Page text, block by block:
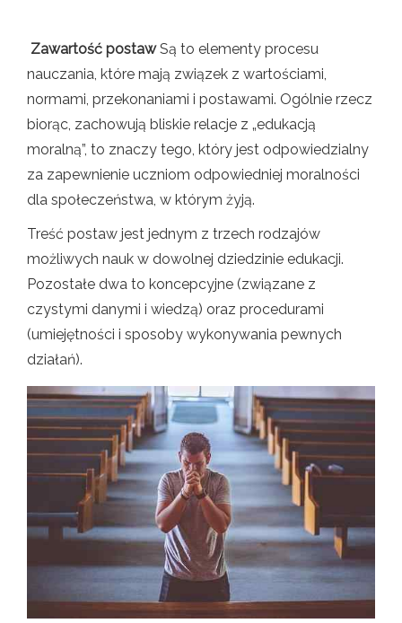
Zawartość postawSą to elementy procesu
nauczania, które mają związek z wartościami,
normami, przekonaniami i postawami. Ogólnie rzecz
biorąc, zachowują bliskie relacje z „edukacją
moralną”, to znaczy tego, który jest odpowiedzialny
za zapewnienie uczniom odpowiedniej moralności
dla społeczeństwa, w którym żyją.
Treść postaw jest jednym z trzech rodzajów
możliwych nauk w dowolnej dziedzinie edukacji.
Pozostałe dwa to koncepcyjne (związane z
czystymi danymi i wiedzą) oraz procedurami
(umiejętności i sposoby wykonywania pewnych
działań).